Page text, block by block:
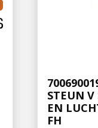
STEUN
EN
FH